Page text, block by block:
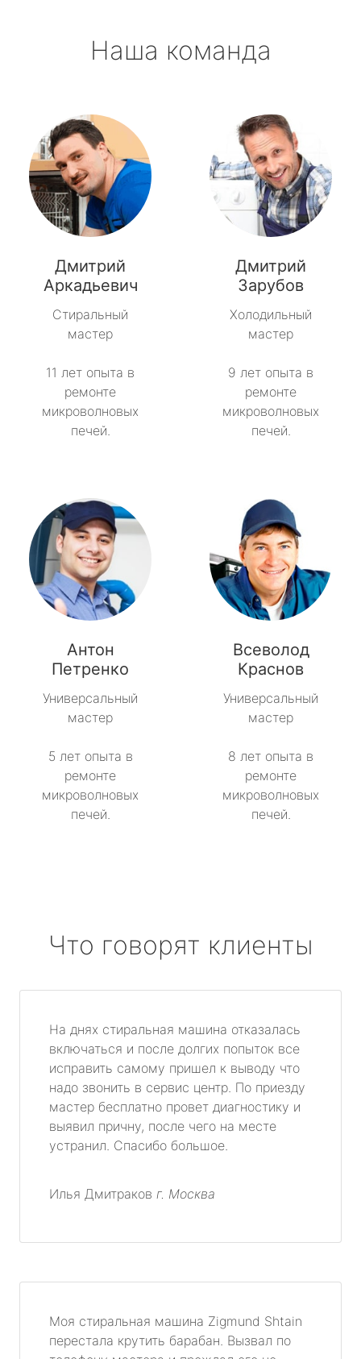
Наша команда
Дмитрий
Аркадьевич
Стиральный
мастер
11 лет опыта в
ремонте
микроволновых
печей.
Дмитрий
Зарубов
Холодильный
мастер
9 лет опыта в
ремонте
микроволновых
печей.
Антон
Петренко
Универсальный
мастер
5 лет опыта в
ремонте
микроволновых
печей.
Всеволод
Краснов
Универсальный
мастер
8 лет опыта в
ремонте
микроволновых
печей.
Что говорят клиенты
На днях стиральная машина отказалась
включаться и после долгих попыток все
исправить самому пришел к выводу что
надо звонить в сервис центр. По приезду
мастер бесплатно провет диагностику и
выявил причну, после чего на месте
устранил. Спасибо большое.
Илья Дмитраков г. Москва
Моя стиральная машина Zigmund Shtain
перестала крутить барабан. Вызвал по